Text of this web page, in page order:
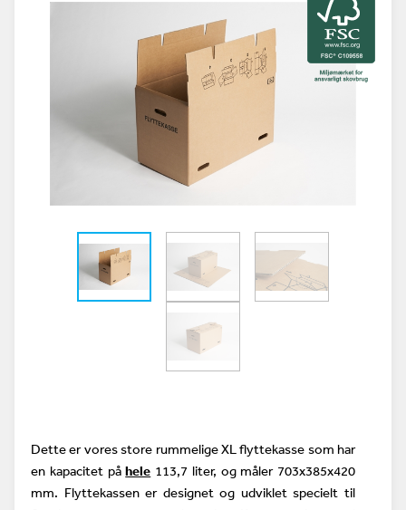
Dette er vores store rummelige XL flyttekasse som har
en kapacitet påhele 113,7 liter, og måler 703x385x420
mm. Flyttekassen er designet og udviklet specielt til